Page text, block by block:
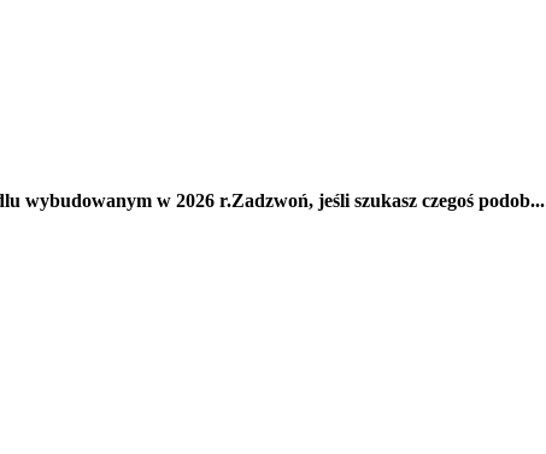
wybudowanym w 2026 r.Zadzwoń, jeśli szukasz czegoś podob...